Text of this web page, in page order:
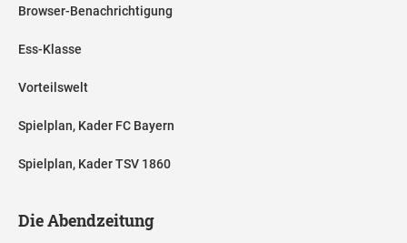
Browser-Benachrichtigung
Ess-Klasse
Vorteilswelt
Spielplan, Kader FC Bayern
Spielplan, Kader TSV 1860
Die Abendzeitung